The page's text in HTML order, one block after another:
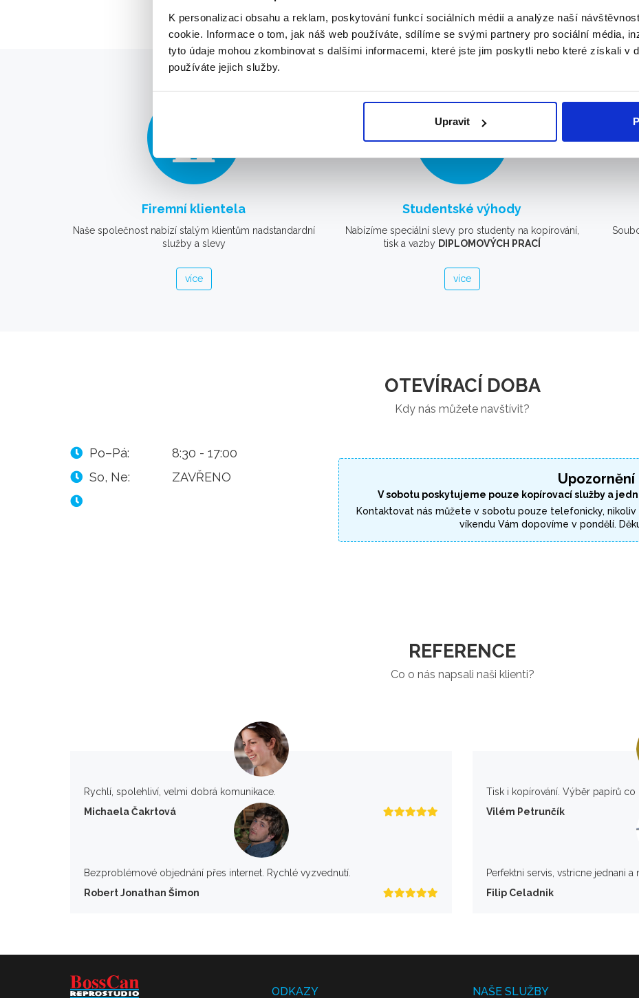
K personalizaci obsahu a reklam, poskytování funkcí sociálních médií a analýze naší
cookie. Informace o tom, jak náš web používáte, sdílíme se svými partnery pro sociální média,
tyto údaje mohou zkombinovat s dalšími informacemi, které jste jim poskytli nebo které získali v
používáte jejich služby.
Upravit
Firemní klientela
Naše společnost nabízí stalým klientům nadstandardní
služby a slevy
více
Studentské výhody
Nabízíme speciální slevy pro studenty na kopírování,
tisk a vazby DIPLOMOVÝCH PRACÍ
více
OTEVÍRACÍ DOBA
Kdy nás můžete navštívit?
8:30 - 17:00
Po–Pá:
ZAVŘENO
So, Ne: Upozornění
V sobotu poskytujeme pouze kopírovací služby a
Kontaktovat nás můžete v sobotu pouze telefonicky,
víkendu Vám dopovíme v pondělí.
REFERENCE
Co o nás napsali naši klienti?
Rychlí, spolehliví, velmi dobrá komunikace.
Michaela Čakrtová
Tisk i kopírování. Výběr papírů
Vilém Petrunčík
Bezproblémové objednání přes internet. Rychlé vyzvednutí.
Robert Jonathan Šimon
Perfektni servis, vstricne jednani a
Filip Celadnik
ODKAZY NAŠE SLUŽBY